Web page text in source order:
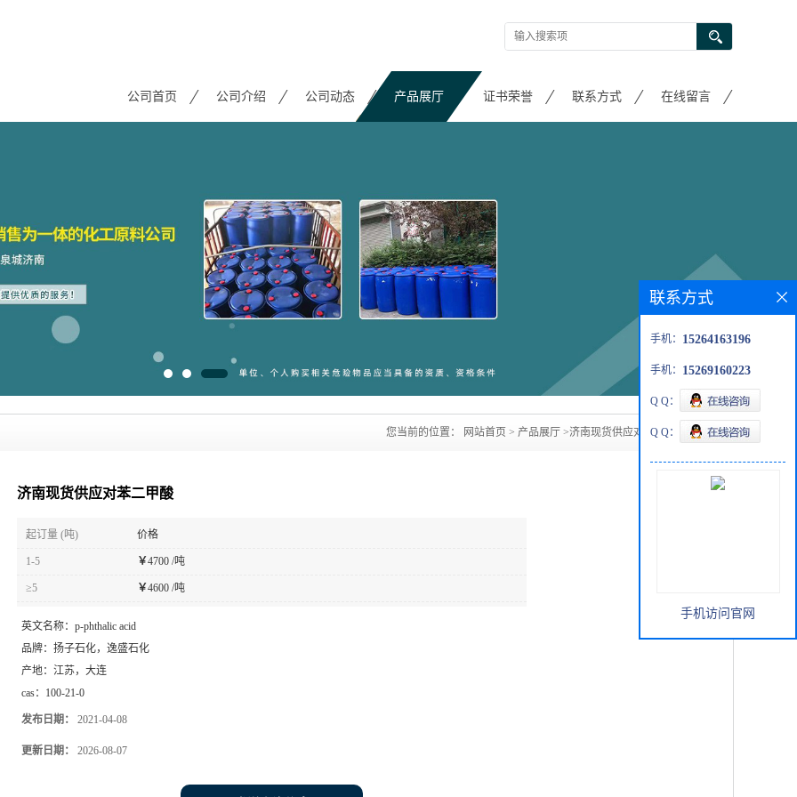
公司首页 公司介绍 公司动态 产品展厅 证书荣誉 联系方式 在线留言
您当前的位置： 网站首页 > 产品展厅 >济南现货供应对苯二甲酸
济南现货供应对苯二甲酸
起订量 (吨) 价格
1-5 ￥4700 /吨
≥5 ￥4600 /吨
英文名称： p-phthalic acid
品牌： 扬子石化，逸盛石化
产地： 江苏，大连
cas： 100-21-0
发布日期： 2021-04-08
更新日期： 2026-08-07
联系方式
手机： 15264163196
手机： 15269160223
Q Q：
Q Q：
手机访问官网